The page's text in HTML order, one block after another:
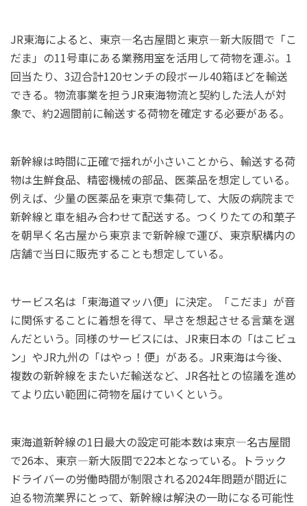
JR東海によると、東京―名古屋間と東京―新大阪間で「こ
だま」の11号車にある業務用室を活用して荷物を運ぶ。1
回当たり、3辺合計120センチの段ボール40箱ほどを輸送
できる。物流事業を担うJR東海物流と契約した法人が対
象で、約2週間前に輸送する荷物を確定する必要がある。
新幹線は時間に正確で揺れが小さいことから、輸送する荷
物は生鮮食品、精密機械の部品、医薬品を想定している。
例えば、少量の医薬品を東京で集荷して、大阪の病院まで
新幹線と車を組み合わせて配送する。つくりたての和菓子
を朝早く名古屋から東京まで新幹線で運び、東京駅構内の
店舗で当日に販売することも想定している。
サービス名は「東海道マッハ便」に決定。「こだま」が音
に関係することに着想を得て、早さを想起させる言葉を選
んだという。同様のサービスには、JR東日本の「はこビュ
ン」やJR九州の「はやっ！便」がある。JR東海は今後、
複数の新幹線をまたいだ輸送など、JR各社との協議を進め
てより広い範囲に荷物を届けていくという。
東海道新幹線の1日最大の設定可能本数は東京―名古屋間
で26本、東京―新大阪間で22本となっている。トラック
ドライバーの労働時間が制限される2024年問題が間近に
迫る物流業界にとって、新幹線は解決の一助になる可能性